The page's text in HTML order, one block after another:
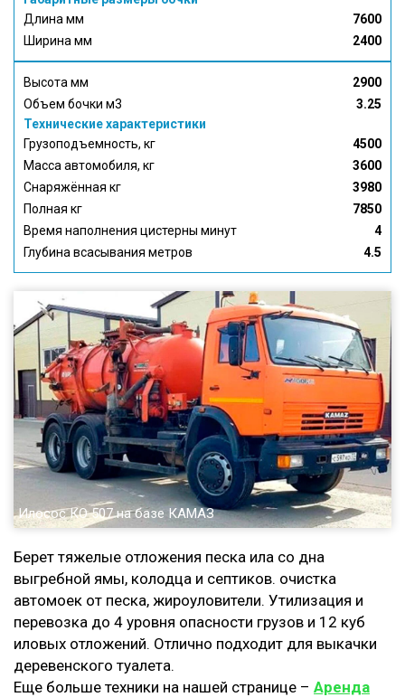
Длина мм
7600
Ширина мм
2400
Высота мм
2900
Объем бочки м3
3.25
Технические характеристики
Грузоподъемность, кг
4500
Масса автомобиля, кг
3600
Снаряжённая кг
3980
Полная кг
7850
Время наполнения цистерны минут
4
Глубина всасывания метров
4.5
Илосос КО 507 на базе КАМАЗ
Берет тяжелые отложения песка ила со дна
выгребной ямы, колодца и септиков. очистка
автомоек от песка, жироуловители. Утилизация и
перевозка до 4 уровня опасности грузов и 12 куб
иловых отложений. Отлично подходит для выкачки
деревенского туалета.
Еще больше техники на нашей странице – Аренда